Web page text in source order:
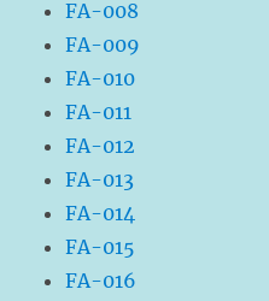
FA-008
FA-009
FA-010
FA-011
FA-012
FA-013
FA-014
FA-015
FA-016